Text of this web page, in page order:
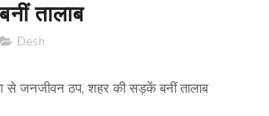
तालाब
Desh
से जनजीवन ठप, शहर की सड़कें बनीं तालाब